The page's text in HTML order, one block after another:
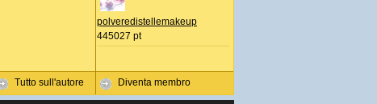
Tutto sull'autore
polveredistellemakeup
445027 pt
Diventa membro